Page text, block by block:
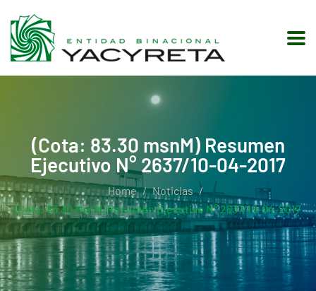
(Cota: 83.30 msnM) Resumen
Ejecutivo N° 2637/10-04-2017
Home
Noticias
(Cota: 83.30 MsnM) Resumen Ejecutivo N° 2637/10-04-2017